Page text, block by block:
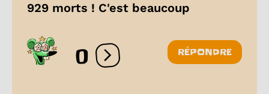
929 morts ! C'est beaucoup
0 Ouvrir les réactions
RÉPONDRE